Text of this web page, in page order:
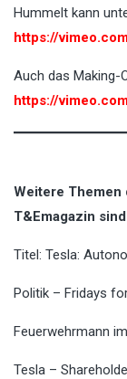
Hummelt kann
https://
Auch das Making-
https://
Weitere Themen
T&Emagazin
Titel: Tesla:
Politik – Fridays
Feuerwehrmann
Tesla –